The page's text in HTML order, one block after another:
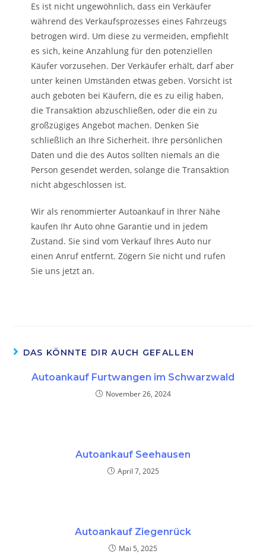
Es ist nicht ungewöhnlich, dass ein Verkäufer
während des Verkaufsprozesses eines Fahrzeugs
betrogen wird. Um diese zu vermeiden, empfiehlt
es sich, keine Anzahlung für den potenziellen
Käufer vorzusehen. Der Verkäufer erhält, darf aber
unter keinen Umständen etwas geben. Vorsicht ist
auch geboten bei Käufern, die es zu eilig haben,
die Transaktion abzuschließen, oder die ein zu
großzügiges Angebot machen. Denken Sie
schließlich an Ihre Sicherheit. Ihre persönlichen
Daten und die des Autos sollten niemals an die
Person gesendet werden, solange die Transaktion
nicht abgeschlossen ist.
Wir als renommierter Autoankauf in Ihrer Nähe
kaufen Ihr Auto ohne Garantie und in jedem
Zustand. Sie sind vom Verkauf Ihres Auto nur
einen Anruf entfernt. Zögern Sie nicht und rufen
Sie uns jetzt an.
DAS KÖNNTE DIR AUCH GEFALLEN
Autoankauf Furtwangen im Schwarzwald
November 26, 2024
Autoankauf Seehausen
April 7, 2025
Autoankauf Ziegenrück
Mai 5, 2025